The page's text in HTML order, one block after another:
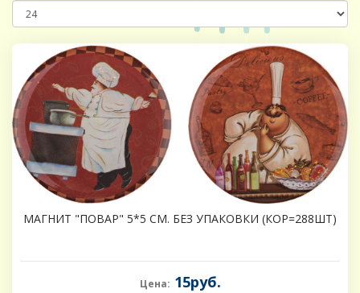
МАГНИТ "ПОВАР" 5*5 СМ. БЕЗ УПАКОВКИ (КОР=288ШТ)
Цена: 15руб.